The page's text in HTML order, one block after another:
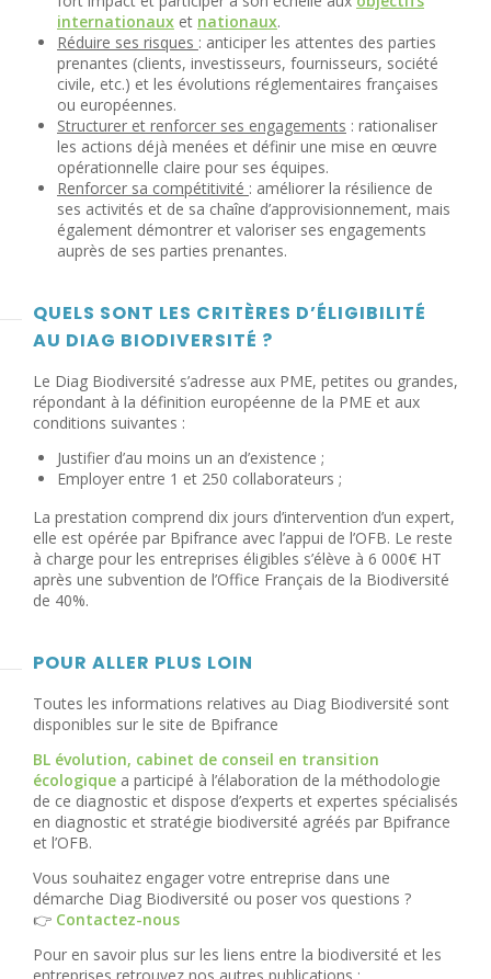
internationaux et nationaux.
Réduire ses risques : anticiper les attentes des parties
prenantes (clients, investisseurs, fournisseurs, société
civile, etc.) et les évolutions réglementaires françaises
ou européennes.
Structurer et renforcer ses engagements : rationaliser
les actions déjà menées et définir une mise en œuvre
opérationnelle claire pour ses équipes.
Renforcer sa compétitivité : améliorer la résilience de
ses activités et de sa chaîne d’approvisionnement, mais
également démontrer et valoriser ses engagements
auprès de ses parties prenantes.
QUELS SONT LES CRITÈRES D’ÉLIGIBILITÉ
AU DIAG BIODIVERSITÉ ?
Le Diag Biodiversité s’adresse aux PME, petites ou grandes,
répondant à la définition européenne de la PME et aux
conditions suivantes :
Justifier d’au moins un an d’existence ;
Employer entre 1 et 250 collaborateurs ;
La prestation comprend dix jours d’intervention d’un expert,
elle est opérée par Bpifrance avec l’appui de l’OFB. Le reste
à charge pour les entreprises éligibles s’élève à 6 000€ HT
après une subvention de l’Office Français de la Biodiversité
de 40%.
POUR ALLER PLUS LOIN
Toutes les informations relatives au Diag Biodiversité sont
disponibles sur le site de Bpifrance
BL évolution, cabinet de conseil en transition
écologique a participé à l’élaboration de la méthodologie
de ce diagnostic et dispose d’experts et expertes spécialisés
en diagnostic et stratégie biodiversité agréés par Bpifrance
et l’OFB.
Vous souhaitez engager votre entreprise dans une
démarche Diag Biodiversité ou poser vos questions ?
👉 Contactez-nous
Pour en savoir plus sur les liens entre la biodiversité et les